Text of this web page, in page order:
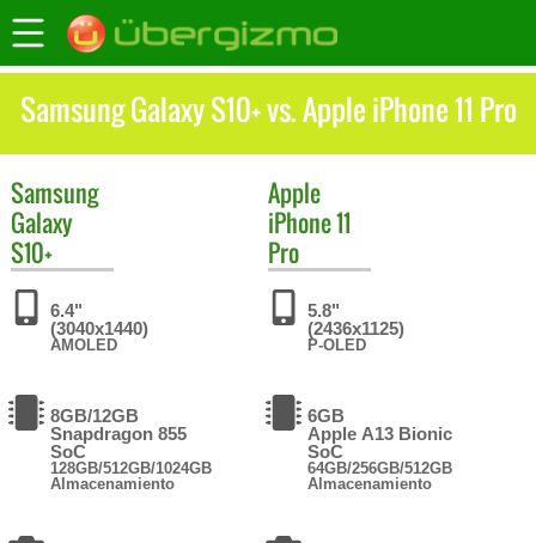
Samsung Galaxy S10+ vs. Apple iPhone 11 Pro
Samsung
Galaxy
S10+
6.4"
(3040x1440)
AMOLED
8GB/12GB
Snapdragon 855
SoC
128GB/512GB/1024GB
Almacenamiento
Apple
iPhone 11
Pro
5.8"
(2436x1125)
P-OLED
6GB
Apple A13 Bionic
SoC
64GB/256GB/512GB
Almacenamiento